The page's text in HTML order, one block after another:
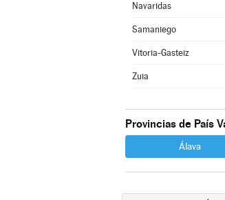
Navaridas
Samaniego
Vitoria-Gasteiz
Zuia
Provincias de País
Álava